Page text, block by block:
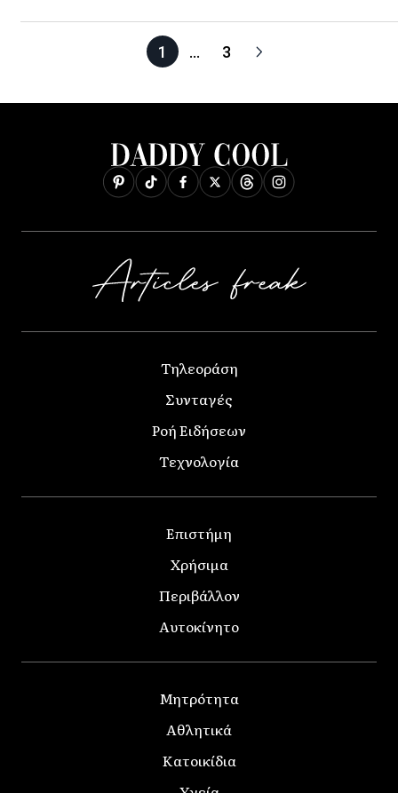
1 … 3
Τηλεοράση
Συνταγές
Ροή Ειδήσεων
Τεχνολογία
Επιστήμη
Χρήσιμα
Περιβάλλον
Αυτοκίνητο
Μητρότητα
Αθλητικά
Κατοικίδια